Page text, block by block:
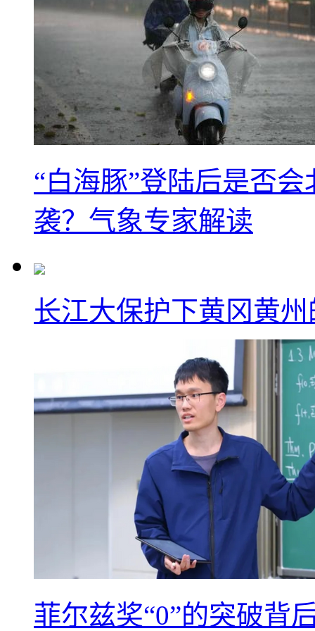
“白海豚”登陆后是否
袭？气象专家解读
长江大保护下黄冈黄
菲尔兹奖“0”的突破背